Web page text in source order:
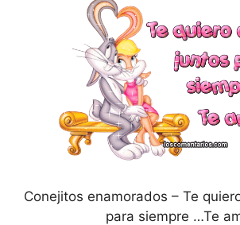
Conejitos enamorados – Te
para siempre …Te